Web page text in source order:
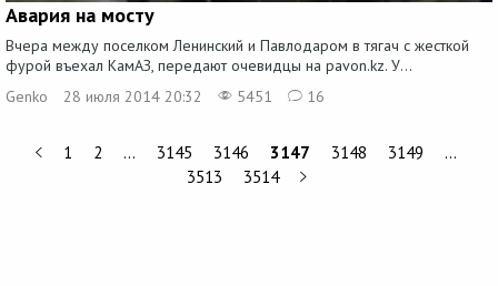
Авария на мосту
Вчера между поселком Ленинский и Павлодаром в тягач с жесткой
фурой въехал КамАЗ, передают очевидцы на pavon.kz. У...
Genko
28 июля 2014 20:32 5451 16
1 2 … 3145 3146 3147 3148 3149
…
3513
3514